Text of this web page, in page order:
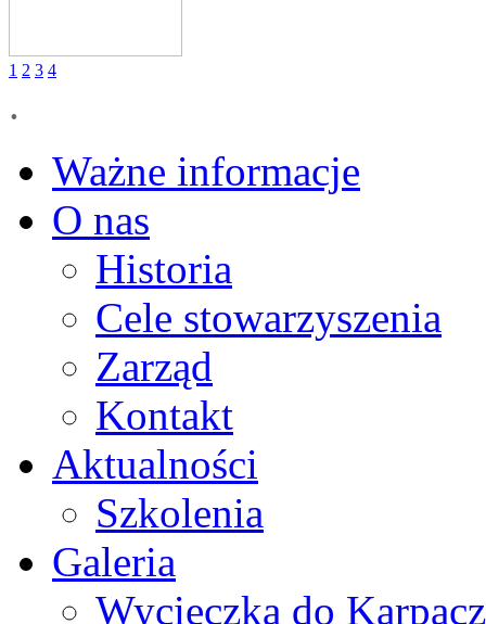
1 2 3 4
.
Ważne informacje
O nas
Historia
Cele stowarzyszenia
Zarząd
Kontakt
Aktualności
Szkolenia
Galeria
Wycieczka do